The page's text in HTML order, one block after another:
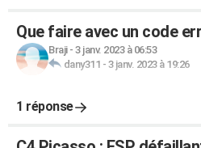
Que faire avec un code
Braji- 3 janv. 2023 à 06:53
dany311 - 3 janv. 2023 à 19:26
1 réponse